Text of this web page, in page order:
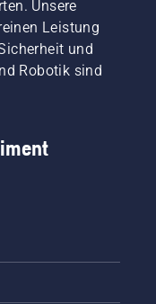
Unsere
Leistung
und
Robotik sind